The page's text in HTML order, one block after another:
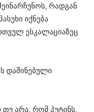
რადგან
იქნება
ესკალაციაზეც
დაშინებული
არა, რომ პუტინს,